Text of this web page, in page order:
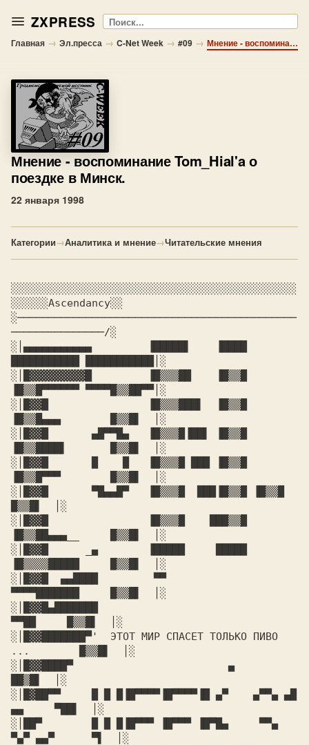
ZXPRESS Поиск
Главная → Эл.пресса → C-Net Week → #09 → Мнение - воспоминание Tom_Hial'a о поездке в Минск.
Мнение - воспоминание Tom_Hial'a о
поездке в Минск.
22 января 1998
Категории→Аналитика и мнение→Читательские мнения
░░░░░░░░░░░░░░░░░░░░░░░░░░░░░░░░░░░░░░░░░░░░░░
░░░░░░Ascendancy░░
░─────────────────────────────────────────────
───────────────/░
░│▄▄▄▄▄▄▄▄▄▄▄         ▐█████▌    ▐████
│░
░│
█▓▓▓▓▓▓▓▓▓█         ▐█▒▒▒██    ▐█▒▒█
▐█▒▒█▀▀▀▀▀▀ ▀▀▀▀█▒▒██▀▀│░
░│
█▓▓█                ▐█▒▒▒███▌  ▐█▒▒█
▐█▒▒█▄▄▄        █▒▒█▌
│░
░│
█▓▓█       ▄█▀▀█▄   ▐█▒▒▒█▐██▌ ▐█▒▒█
▐█▒▒████▌       █▒▒█▌
│░
░│
█▓▓█       █    █   ▐█▒▒▒█ ███ ▐█▒▒█
▐█▒▒█▀▀▀        █▒▒█▌
│░
░│
█▓▓█       ▀█▄▄█▀   ▐█▒▒▒█  ███▐█▒▒█ ▐█▒▒█
█▒▒█▌
│░
░│
█▓▓█                ▐█▒▒▒█    ███▒▒█
▐█▒▒██▄▄▄__     █▒▒█▌
│░
░│
█▓▓█      _▄        ▐█████     █████
▐█▒▒▒▒█████     █▒▒█▌
│░
░│
█▓▓█  ▄▄████         ▀▀
▀▀▀▀███████     █▒▒█▌
│░
░│
█▓▓█▄███████
▀▀██     █▒▒█▌
│░
░│
█▓▓███████▀' ЭТОТ МИР СПАСЕТ ТОЛЬКО ПИВО
...
        █▒▒█▌
│░
░│
█▓▓████▀
        ▄
██▒█▌
│░
░│
█▓██▀▀
  █ █ █▐█▀▀▀▀▐█▀▀▀▀▐█ ▄▀    ▄▀▀▄ ▄█
▄▄
   ▀██▌
│░
░│
██▀
  █ █ █▐█▀▀▀ ▐█▀▀▀ ▐█▀█▄     ▀▀▄
▀▄▀ ▄▄▀
     ▀▌
│░